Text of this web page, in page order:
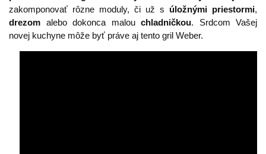
zakomponovať rôzne moduly, či už s úložnými priestormi,
drezom alebo dokonca malou chladničkou. Srdcom Vašej
novej kuchyne môže byť práve aj tento gril Weber.